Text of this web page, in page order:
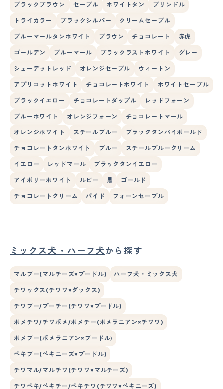
ブラックブラウン セーブル ホワイトタン ブリンドル
トライカラー ブラックシルバー クリームセーブル
ブルーマールタンホワイト ブラウン チョコレート 赤虎
ゴールデン ブルーマール ブラックラストホワイト グレー
シェーデットレッド オレンジセーブル ウィートン
アプリコットホワイト チョコレートホワイト ホワイトセーブル
ブラックイエロー チョコレートダップル レッドフォーン
ブルーホワイト オレンジフォーン チョコレートマール
オレンジホワイト スチールブルー ブラックタンパイボールド
チョコレートタンホワイト ブルー スチールブルークリーム
イエロー レッドマール ブラックタンイエロー
アイボリーホワイト ルビー 黒 ゴールド
チョコレートクリーム パイド フォーンセーブル
ミックス犬・ハーフ犬から探す
マルプー(マルチーズ×プードル) ハーフ犬・ミックス犬
チワックス(チワワ×ダックス)
チワプー/プーチー(チワワ×プードル)
ポメチワ/チワポメ/ポメチー(ポメラニアン×チワワ)
ポメプー(ポメラニアン×プードル)
ペキプー(ペキニーズ×プードル)
チワマル/マルチワ(チワワ×マルチーズ)
チワペキ/ペキチー/ペキチワ(チワワ×ペキニーズ)